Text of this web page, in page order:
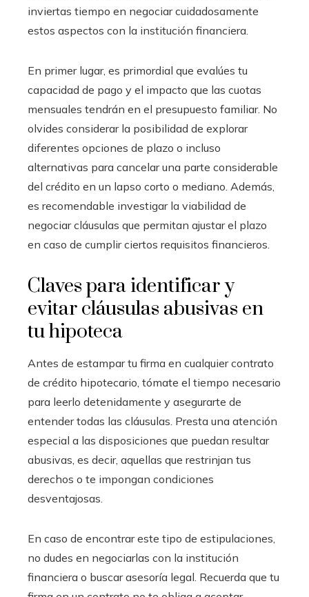
inviertas tiempo en negociar cuidadosamente
estos aspectos con la institución financiera.
En primer lugar, es primordial que evalúes tu
capacidad de pago y el impacto que las cuotas
mensuales tendrán en el presupuesto familiar. No
olvides considerar la posibilidad de explorar
diferentes opciones de plazo o incluso
alternativas para cancelar una parte considerable
del crédito en un lapso corto o mediano. Además,
es recomendable investigar la viabilidad de
negociar cláusulas que permitan ajustar el plazo
en caso de cumplir ciertos requisitos financieros.
Claves para identificar y
evitar cláusulas abusivas en
tu hipoteca
Antes de estampar tu firma en cualquier contrato
de crédito hipotecario, tómate el tiempo necesario
para leerlo detenidamente y asegurarte de
entender todas las cláusulas. Presta una atención
especial a las disposiciones que puedan resultar
abusivas, es decir, aquellas que restrinjan tus
derechos o te impongan condiciones
desventajosas.
En caso de encontrar este tipo de estipulaciones,
no dudes en negociarlas con la institución
financiera o buscar asesoría legal. Recuerda que tu